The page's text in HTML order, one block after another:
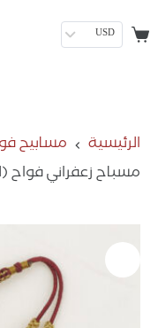
USD
الرئيسية
مسابيح
مسباح زعفراني فواح